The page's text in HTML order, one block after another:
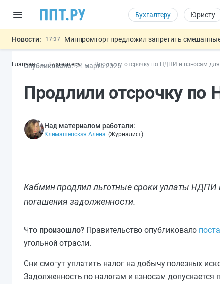
Бухгалтеру Юристу
Новости: 17:37 Минпромторг предложил запретить
16:30 Возврат денег за риелторские услуги при
13:48
Важно Обеспечительный платёж СПОТ
Главная Бухгалтеру Продлили отсрочку по НДПИ и взносам
Опубликовано: 24 марта2026
Продлили отсрочку
Над материалом работали:
Климашевская Алена (Журналист)
Кабмин продлил льготные сроки уплаты НДПИ
погашения задолженности.
Что произошло? Правительство опубликовало
угольной отрасли.
Они смогут уплатить налог на добычу полезных
Задолженность по налогам и взносам